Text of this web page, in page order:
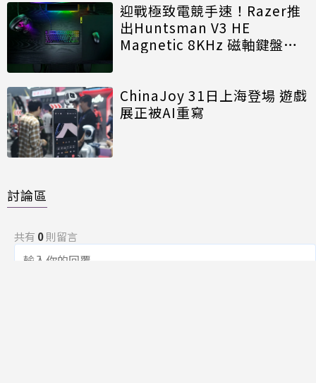
迎戰極致電競手速！Razer推
出Huntsman V3 HE
Magnetic 8KHz 磁軸鍵盤效
ChinaJoy 31日上海登場 遊戲
展正被AI重寫
討論區
共有 0則留言